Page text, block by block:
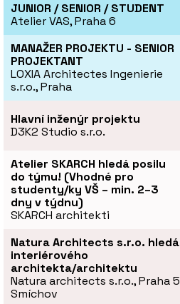
JUNIOR / SENIOR / STUDENT
Atelier VAS, Praha 6
MANAŽER PROJEKTU - SENIOR
PROJEKTANT
LOXIA Architectes Ingenierie
s.r.o., Praha
Hlavní inženýr projektu
D3K2 Studio s.r.o.
Atelier SKARCH hledá posilu
do týmu! (Vhodné pro
studenty/ky VŠ – min. 2–3
dny v týdnu)
SKARCH architekti
Natura Architects s.r.o. hledá
interiérového
architekta/architektu
Natura architects s.r.o., Praha 5
Smíchov